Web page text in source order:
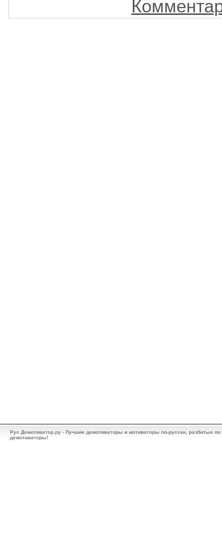
Рус Демотиватор.ру - Лучшие демотиваторы и мотиваторы по-русски, разбитые
демотиваторы!